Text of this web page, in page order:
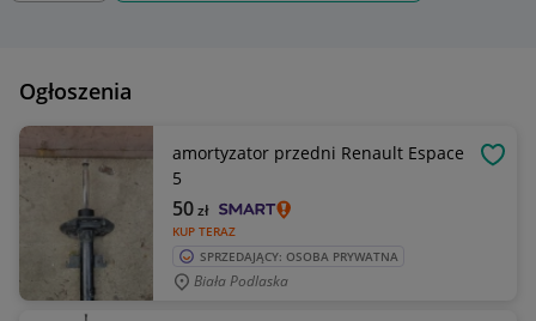
Ogłoszenia
amortyzator przedni Renault Espace
5
KUP TERAZ
50zł
SPRZEDAJĄCY: OSOBA PRYWATNA
Biała Podlaska